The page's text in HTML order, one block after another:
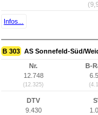
Infos...
B 303 AS Sonnefeld-Süd/
Nr.
12.748
(12.325)
B-
DTV
9.430